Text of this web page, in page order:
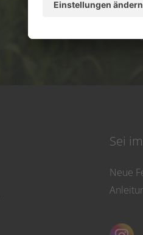
02501
Sei
Neue